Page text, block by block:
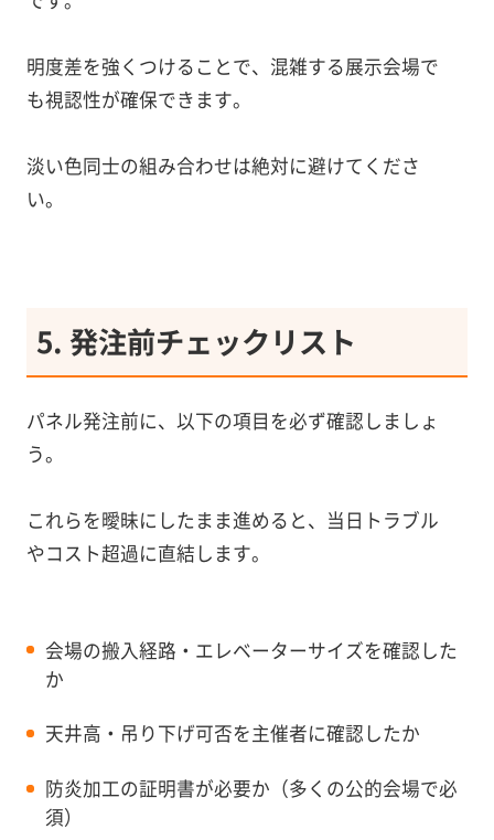
明度差を強くつけることで、混雑する展示会場で
も視認性が確保できます。
淡い色同士の組み合わせは絶対に避けてくださ
い。
5. 発注前チェックリスト
パネル発注前に、以下の項目を必ず確認しましょ
う。
これらを曖昧にしたまま進めると、当日トラブル
やコスト超過に直結します。
会場の搬入経路・エレベーターサイズを確認した
か
天井高・吊り下げ可否を主催者に確認したか
防炎加工の証明書が必要か（多くの公的会場で必
須）